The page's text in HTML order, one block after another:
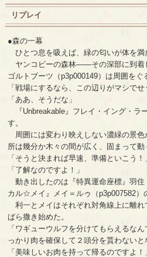
リプレイ
●森の一幕
ひとつ息を吸えば、緑の匂いが体を満
ヤンコビーの森林――その深部に到着
ゴルトブーツ（p3p000149）は周囲をぐ
「戦場にするなら、この辺りがマシでせ
「ああ、そうだな」
『Unbreakable』フレイ・イング・ラ
す。
周囲には変わり映えしない濃緑の景
所は幾分か木々の間が広く、固まって動
「そうと決まれば早速、準備といこう！
「了解なのですよ！」
動き出したのは『特異運命座標』羽住
カル☆メイ』メイ＝ルゥ（p3p007582）
利一とメイはそれぞれ対角線上に離
ばら撒き始めた。
「ワギューウルフを分けてもらえるな
っかり肉を確保して２頭分を貰わないと
「美味しいお肉を持って帰るのですよ！